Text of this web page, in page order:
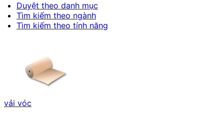
Duyệt theo danh mục
Tìm kiếm theo ngành
Tìm kiếm theo tính năng
vải vóc